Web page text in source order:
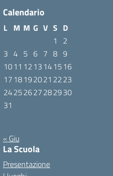
Calendario
L M M G V S D
1
2
3 4 5 6 7 8 9
1011 12 13 1415 16
17 18192021 2223
24252627282930
31
« Giu
La Scuola
Presentazione